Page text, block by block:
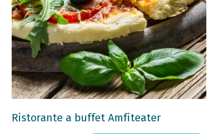
Ristorante a buffet Amfiteater